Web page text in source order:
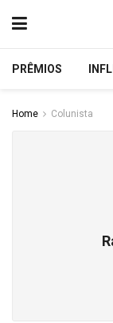
PRÊMIOS
Home Colunista